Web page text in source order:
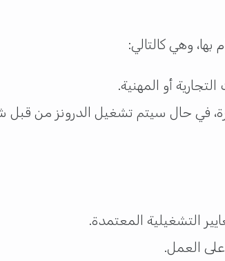
وهي كالتالي:
في حال سيتم تشغيل الدرونز من قبل
التشغيلية المعتمدة.
العمل.